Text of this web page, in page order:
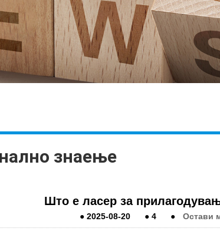
знаење
Што е ласер за
●2025-08-20 ●4 ● Остави